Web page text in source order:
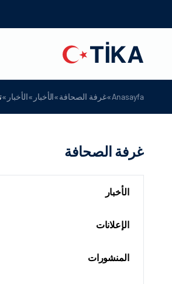
Anasayfa
»غرفة الصحافة»الأخبار »الأخبار »
غرفة الصحافة
الأخبار
الإعلانات
المنشورات